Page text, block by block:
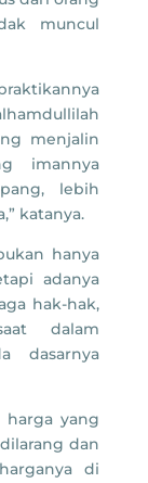
muncul
menjalin
imannya
lebih
katanya.
hanya
adanya
hak-hak,
dalam
dasarnya
harga yang
dan
di